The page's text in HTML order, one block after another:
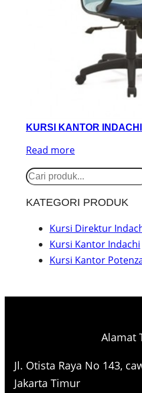
KURSI KANTOR
Read more
S
KATEGORI PRODUK
Kursi Direktur
Kursi Kantor Indachi
Kursi Kantor
Alamat
Jl. Otista Raya No 143,
Jakarta Timur